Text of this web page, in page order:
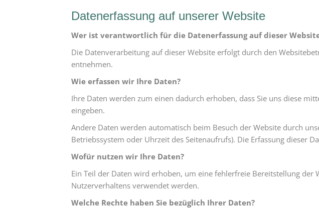
Datenerfassung auf unserer Website
Wer ist verantwortlich für die Datenerfassung auf dieser
Die Datenverarbeitung auf dieser Website erfolgt durch den
entnehmen.
Wie erfassen wir Ihre Daten?
Ihre Daten werden zum einen dadurch erhoben, dass Sie uns diese
eingeben.
Andere Daten werden automatisch beim Besuch der Website durch
Betriebssystem oder Uhrzeit des Seitenaufrufs). Die Erfassung dieser
Wofür nutzen wir Ihre Daten?
Ein Teil der Daten wird erhoben, um eine fehlerfreie Bereitstellung der
Nutzerverhaltens verwendet werden.
Welche Rechte haben Sie bezüglich Ihrer Daten?